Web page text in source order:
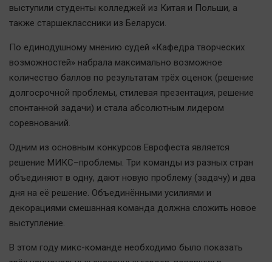
Дети
Интервью
Качество жизни
Конкурс
Народная журналистика
Обсуждаем
Отдых
Персона
Последняя инстанция
Светская жизнь
Тенденции
выступили студенты колледжей из Китая и Польши, а
также старшеклассники из Беларуси.
По единодушному мнению судей «Кафедра творческих
возможностей» набрала максимально возможное
количество баллов по результатам трёх оценок (решение
долгосрочной проблемы, стилевая презентация, решение
спонтанной задачи) и стала абсолютным лидером
соревнований.
Одним из основным конкурсов Еврофеста является
решение МИКС–проблемы. Три команды из разных стран
объединяют в одну, дают новую проблему (задачу) и два
дня на её решение. Объединёнными усилиями и
декорациями смешанная команда должна сложить новое
выступление.
В этом году микс-команде необходимо было показать